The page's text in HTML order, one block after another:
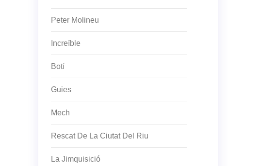
Peter Molineu
Increïble
Botí
Guies
Mech
Rescat De La Ciutat Del Riu
La Jimquisició